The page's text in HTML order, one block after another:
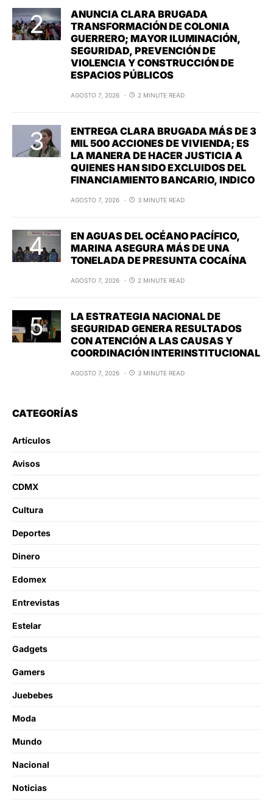
ANUNCIA CLARA BRUGADA
TRANSFORMACIÓN DE COLONIA
GUERRERO; MAYOR ILUMINACIÓN,
SEGURIDAD, PREVENCIÓN DE
VIOLENCIA Y CONSTRUCCIÓN DE
ESPACIOS PÚBLICOS
AGOSTO 7, 2026 2 MINUTE READ
ENTREGA CLARA BRUGADA MÁS DE 3
MIL 500 ACCIONES DE VIVIENDA; ES
LA MANERA DE HACER JUSTICIA A
QUIENES HAN SIDO EXCLUIDOS DEL
FINANCIAMIENTO BANCARIO, INDICO
AGOSTO 7, 2026 3 MINUTE READ
EN AGUAS DEL OCÉANO PACÍFICO,
MARINA ASEGURA MÁS DE UNA
TONELADA DE PRESUNTA COCAÍNA
AGOSTO 7, 2026 2 MINUTE READ
LA ESTRATEGIA NACIONAL DE
SEGURIDAD GENERA RESULTADOS
CON ATENCIÓN A LAS CAUSAS Y
COORDINACIÓN INTERINSTITUCIONAL
AGOSTO 7, 2026 3 MINUTE READ
CATEGORÍAS
Artículos
Avisos
CDMX
Cultura
Deportes
Dinero
Edomex
Entrevistas
Estelar
Gadgets
Gamers
Juebebes
Moda
Mundo
Nacional
Noticias